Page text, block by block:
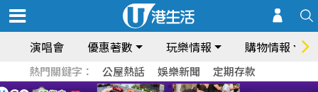
演唱會 優惠著數 玩樂情報 購物情報
熱門關鍵字： 公屋熱話 娛樂新聞 定期存款